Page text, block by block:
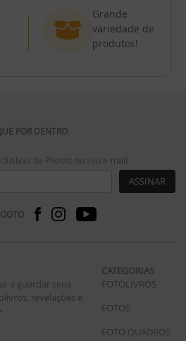
Grande
variedade de
produtos!
POR DENTRO
da Phooto no seu e-mail
ASSINAR
a guardar seus
revelações e
CATEGORIAS
FOTOLIVROS
FOTOS
FOTO QUADROS